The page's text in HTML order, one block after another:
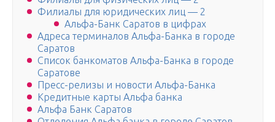
Филиалы для юридических лиц — 2
Альфа-Банк Саратов в цифрах
Адреса терминалов Альфа-Банка в городе
Саратов
Список банкоматов Альфа-Банка в городе
Саратове
Пресс-релизы и новости Альфа-Банка
Кредитные карты Альфа банка
Альфа Банк Саратов